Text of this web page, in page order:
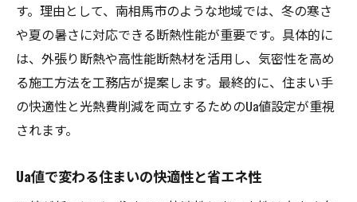
す。理由として、南相馬市のような地域では、冬の寒さ
や夏の暑さに対応できる断熱性能が重要です。具体的に
は、外張り断熱や高性能断熱材を活用し、気密性を高め
る施工方法を工務店が提案します。最終的に、住まい手
の快適性と光熱費削減を両立するためのUa値設定が重視
されます。
Ua値で変わる住まいの快適性と省エネ性